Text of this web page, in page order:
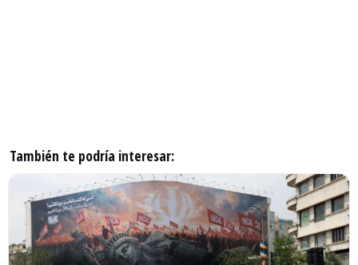
También te podría interesar: